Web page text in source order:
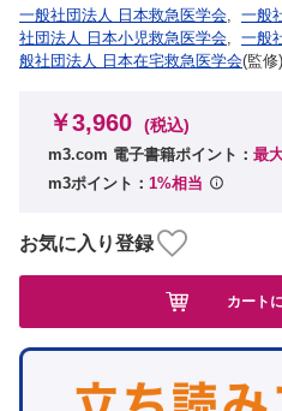
一般社団法人 日本救急医学会, 一般
社団法人 日本小児救急医学会, 一般
般社団法人 日本在宅救急医学会(監修)
￥3,960 (税込)
m3.com 電子書籍ポイント： 最
m3ポイント： 1%相当
お気に入り登録
カート